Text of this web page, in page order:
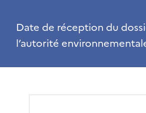
Date de réception du
l’autorité